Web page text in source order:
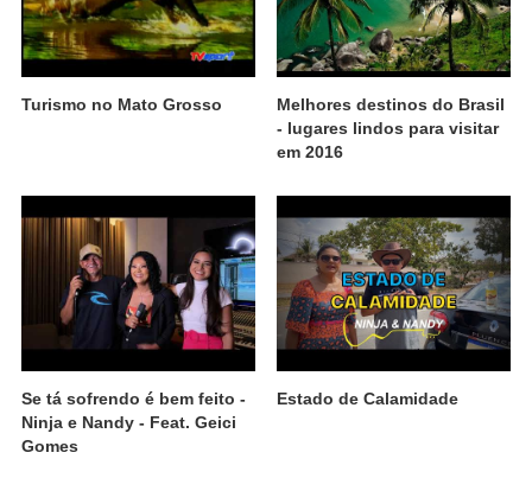
Turismo no Mato Grosso
Melhores destinos do Brasil
- lugares lindos para visitar
em 2016
Se tá sofrendo é bem feito -
Ninja e Nandy - Feat. Geici
Gomes
Estado de Calamidade